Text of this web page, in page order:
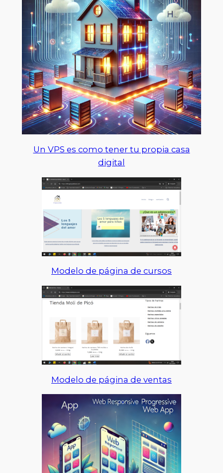
Un VPS es como tener tu propia casa
digital
Modelo de página de cursos
Modelo de página de ventas